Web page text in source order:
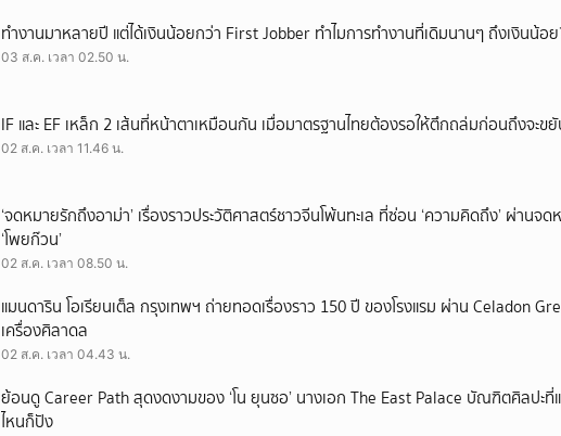
ทำงานมาหลายปี แต่ได้เงินน้อยกว่า First Jobber ทำไมการทำงานที่เดิมนานๆ ถึงเงินน้อ
03 ส.ค. เวลา 02.50 น.
IF และ EF เหล็ก 2 เส้นที่หน้าตาเหมือนกัน เมื่อมาตรฐานไทยต้องรอให้ตึกถล่มก่อนถึงจะข
02 ส.ค. เวลา 11.46 น.
‘จดหมายรักถึงอาม่า’ เรื่องราวประวัติศาสตร์ชาวจีนโพ้นทะเล ที่ซ่อน ‘ความคิดถึง’ ผ่านจด
‘โพยก๊วน’
02 ส.ค. เวลา 08.50 น.
แมนดาริน โอเรียนเต็ล กรุงเทพฯ ถ่ายทอดเรื่องราว 150 ปี ของโรงแรม ผ่าน Celadon
เครื่องศิลาดล
02 ส.ค. เวลา 04.43 น.
ย้อนดู Career Path สุดงดงามของ ‘โน ยุนซอ’ นางเอก The East Palace บัณฑิตศิลปะที่
ไหนก็ปัง